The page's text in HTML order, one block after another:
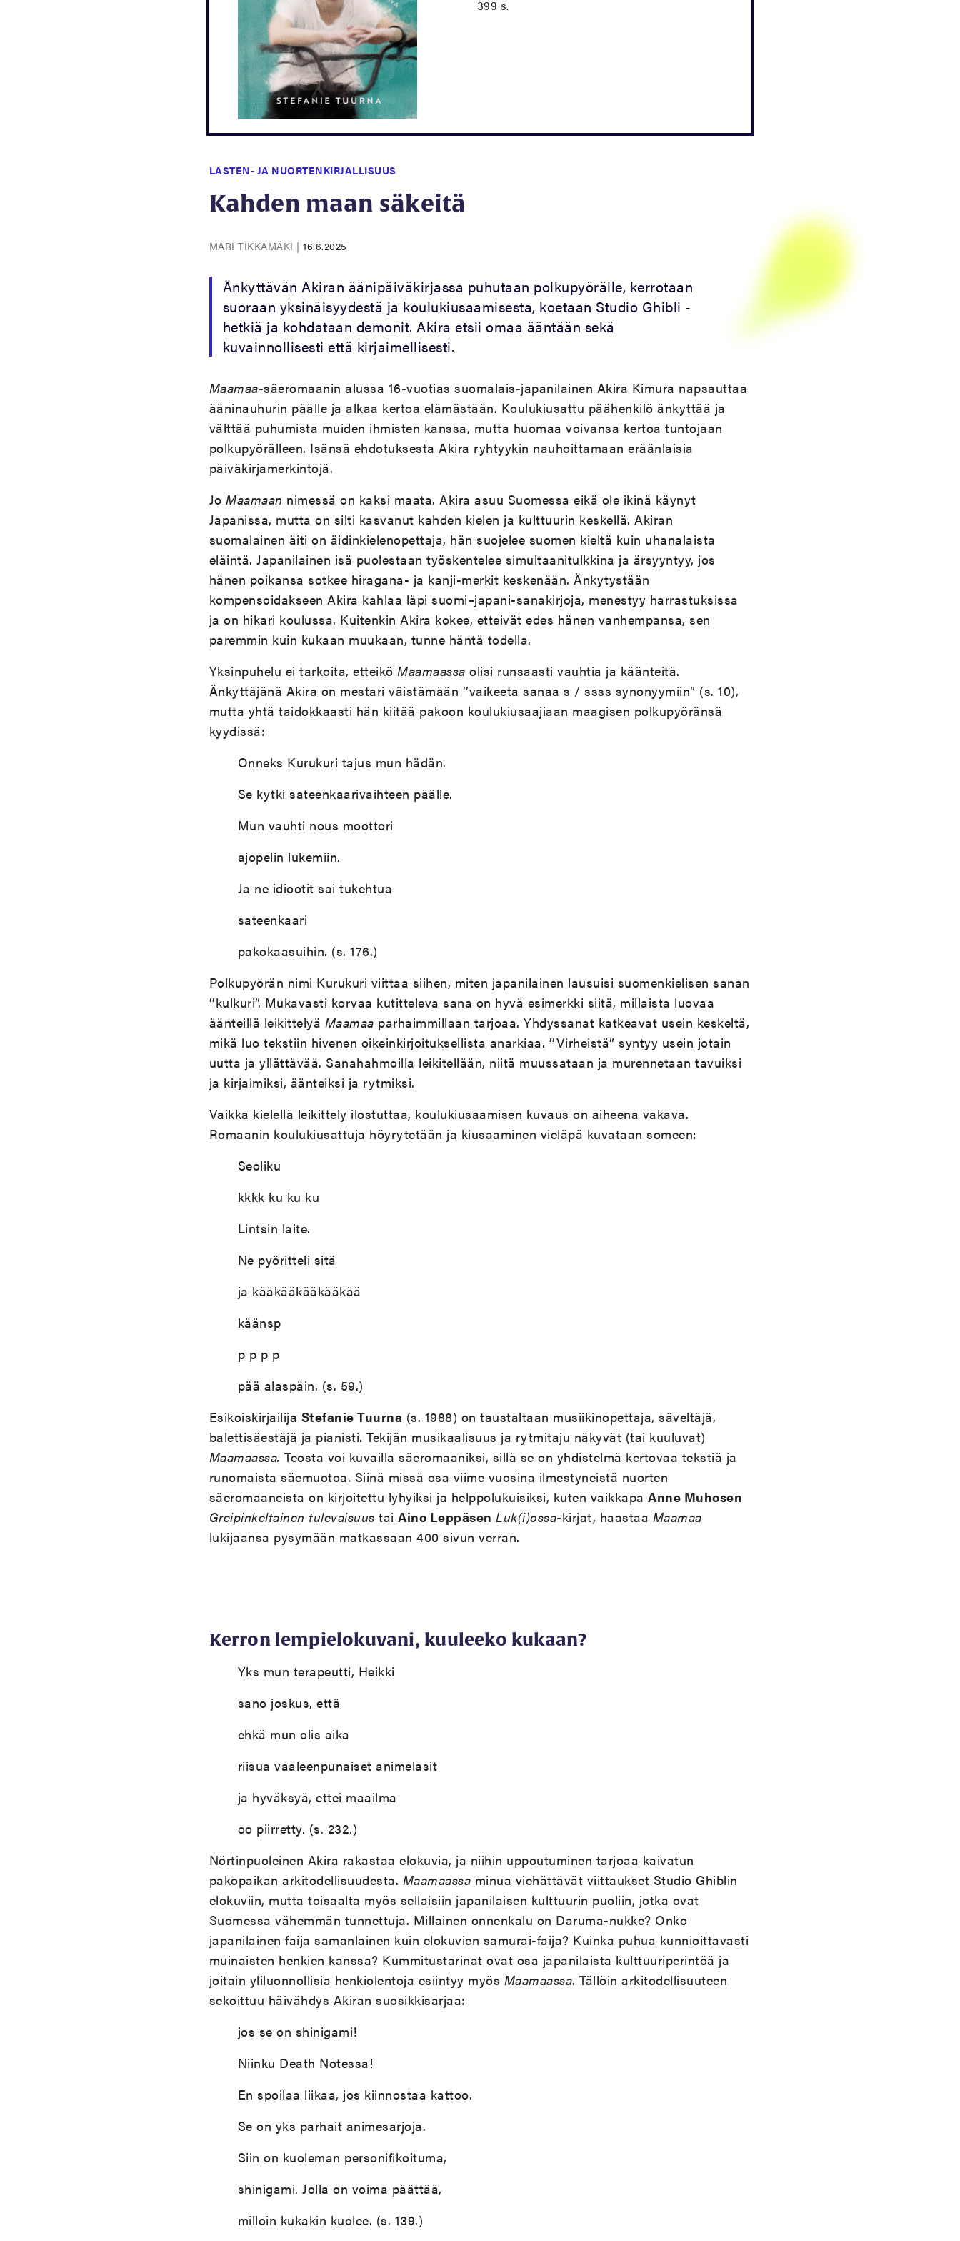
399 s.
LASTEN- JA NUORTENKIRJALLISUUS
Kahden maan säkeitä
MARI TIKKAMÄKI | 16.6.2025
Änkyttävän Akiran äänipäiväkirjassa puhutaan polkupyörälle, kerrotaan
suoraan yksinäisyydestä ja koulukiusaamisesta, koetaan Studio Ghibli -
hetkiä ja kohdataan demonit. Akira etsii omaa ääntään sekä
kuvainnollisesti että kirjaimellisesti.
Maamaa-säeromaanin alussa 16-vuotias suomalais-japanilainen Akira Kimura napsauttaa
ääninauhurin päälle ja alkaa kertoa elämästään. Koulukiusattu päähenkilö änkyttää ja
välttää puhumista muiden ihmisten kanssa, mutta huomaa voivansa kertoa tuntojaan
polkupyörälleen. Isänsä ehdotuksesta Akira ryhtyykin nauhoittamaan eräänlaisia
päiväkirjamerkintöjä.
Jo Maamaan nimessä on kaksi maata. Akira asuu Suomessa eikä ole ikinä käynyt
Japanissa, mutta on silti kasvanut kahden kielen ja kulttuurin keskellä. Akiran
suomalainen äiti on äidinkielenopettaja, hän suojelee suomen kieltä kuin uhanalaista
eläintä. Japanilainen isä puolestaan työskentelee simultaanitulkkina ja ärsyyntyy, jos
hänen poikansa sotkee hiragana- ja kanji-merkit keskenään. Änkytystään
kompensoidakseen Akira kahlaa läpi suomi–japani-sanakirjoja, menestyy harrastuksissa
ja on hikari koulussa. Kuitenkin Akira kokee, etteivät edes hänen vanhempansa, sen
paremmin kuin kukaan muukaan, tunne häntä todella.
Yksinpuhelu ei tarkoita, etteikö Maamaassa olisi runsaasti vauhtia ja käänteitä.
Änkyttäjänä Akira on mestari väistämään ’’vaikeeta sanaa s / ssss synonyymiin” (s. 10),
mutta yhtä taidokkaasti hän kiitää pakoon koulukiusaajiaan maagisen polkupyöränsä
kyydissä:
Onneks Kurukuri tajus mun hädän.
Se kytki sateenkaarivaihteen päälle.
Mun vauhti nous moottori
ajopelin lukemiin.
Ja ne idiootit sai tukehtua
sateenkaari
pakokaasuihin. (s. 176.)
Polkupyörän nimi Kurukuri viittaa siihen, miten japanilainen lausuisi suomenkielisen sanan
’’kulkuri”. Mukavasti korvaa kutitteleva sana on hyvä esimerkki siitä, millaista luovaa
äänteillä leikittelyä Maamaa parhaimmillaan tarjoaa. Yhdyssanat katkeavat usein keskeltä,
mikä luo tekstiin hivenen oikeinkirjoituksellista anarkiaa. ’’Virheistä” syntyy usein jotain
uutta ja yllättävää. Sanahahmoilla leikitellään, niitä muussataan ja murennetaan tavuiksi
ja kirjaimiksi, äänteiksi ja rytmiksi.
Vaikka kielellä leikittely ilostuttaa, koulukiusaamisen kuvaus on aiheena vakava.
Romaanin koulukiusattuja höyrytetään ja kiusaaminen vieläpä kuvataan someen:
Seoliku
kkkk ku ku ku
Lintsin laite.
Ne pyöritteli sitä
ja kääkääkääkääkää
käänsp
p p p p
pää alaspäin. (s. 59.)
Esikoiskirjailija Stefanie Tuurna (s. 1988) on taustaltaan musiikinopettaja, säveltäjä,
balettisäestäjä ja pianisti. Tekijän musikaalisuus ja rytmitaju näkyvät (tai kuuluvat)
Maamaassa. Teosta voi kuvailla säeromaaniksi, sillä se on yhdistelmä kertovaa tekstiä ja
runomaista säemuotoa. Siinä missä osa viime vuosina ilmestyneistä nuorten
säeromaaneista on kirjoitettu lyhyiksi ja helppolukuisiksi, kuten vaikkapa Anne Muhosen
Greipinkeltainen tulevaisuus tai Aino Leppäsen Luk(i)ossa-kirjat, haastaa Maamaa
lukijaansa pysymään matkassaan 400 sivun verran.
Kerron lempielokuvani, kuuleeko kukaan?
Yks mun terapeutti, Heikki
sano joskus, että
ehkä mun olis aika
riisua vaaleenpunaiset animelasit
ja hyväksyä, ettei maailma
oo piirretty. (s. 232.)
Nörtinpuoleinen Akira rakastaa elokuvia, ja niihin uppoutuminen tarjoaa kaivatun
pakopaikan arkitodellisuudesta. Maamaassa minua viehättävät viittaukset Studio Ghiblin
elokuviin, mutta toisaalta myös sellaisiin japanilaisen kulttuurin puoliin, jotka ovat
Suomessa vähemmän tunnettuja. Millainen onnenkalu on Daruma-nukke? Onko
japanilainen faija samanlainen kuin elokuvien samurai-faija? Kuinka puhua kunnioittavasti
muinaisten henkien kanssa? Kummitustarinat ovat osa japanilaista kulttuuriperintöä ja
joitain yliluonnollisia henkiolentoja esiintyy myös Maamaassa. Tällöin arkitodellisuuteen
sekoittuu häivähdys Akiran suosikkisarjaa:
jos se on shinigami!
Niinku Death Notessa!
En spoilaa liikaa, jos kiinnostaa kattoo.
Se on yks parhait animesarjoja.
Siin on kuoleman personifikoituma,
shinigami. Jolla on voima päättää,
milloin kukakin kuolee. (s. 139.)